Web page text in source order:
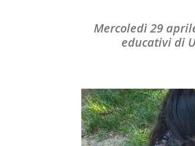
Mercoledì 29
educativi di